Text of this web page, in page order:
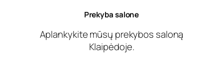
Prekyba salone
Aplankykite mūsų prekybos saloną
Klaipėdoje.